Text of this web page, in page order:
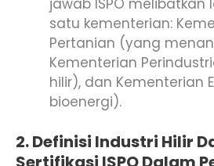
satu kementerian:
Pertanian (yang
Kementerian
hilir), dan Kementerian
bioenergi).
2. Definisi Industri Hilir